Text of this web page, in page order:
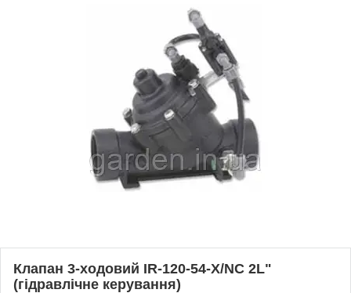
Клапан 3-ходовий IR-120-54-X/NC 2L"
(гідравлічне керування)